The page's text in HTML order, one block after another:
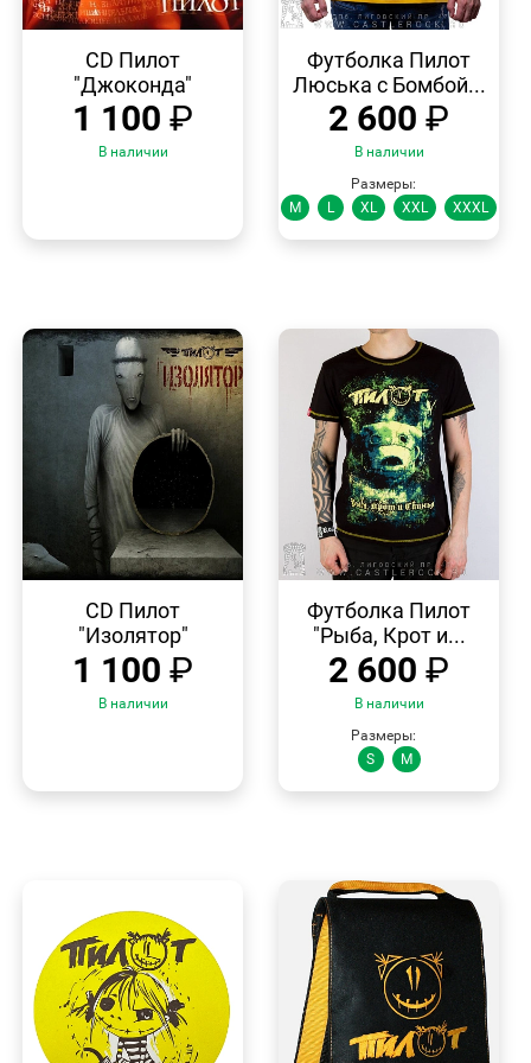
ПРОСМОТР
CD Пилот
"Джоконда"
1 100 ₽
В наличии
ПРОСМОТР
Футболка Пилот
Люська с Бомбой...
2 600 ₽
В наличии
Размеры:
M
L XL XXL XXXL
ПРОСМОТР
CD Пилот
"Изолятор"
1 100 ₽
В наличии
ПРОСМОТР
Футболка Пилот
"Рыба, Крот и...
2 600 ₽
В наличии
Размеры:
S
M